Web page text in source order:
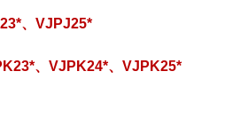
、VJPJ25*
、VJPK24*、VJPK25*